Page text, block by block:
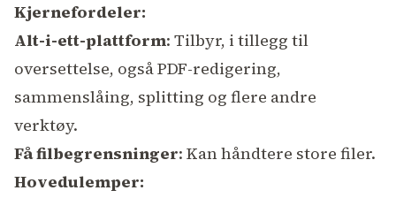
Kjernefordeler:
Alt-i-ett-plattform: Tilbyr, i tillegg til
oversettelse, også PDF-redigering,
sammenslåing, splitting og flere andre
verktøy.
Få filbegrensninger: Kan håndtere store filer.
Hovedulemper: